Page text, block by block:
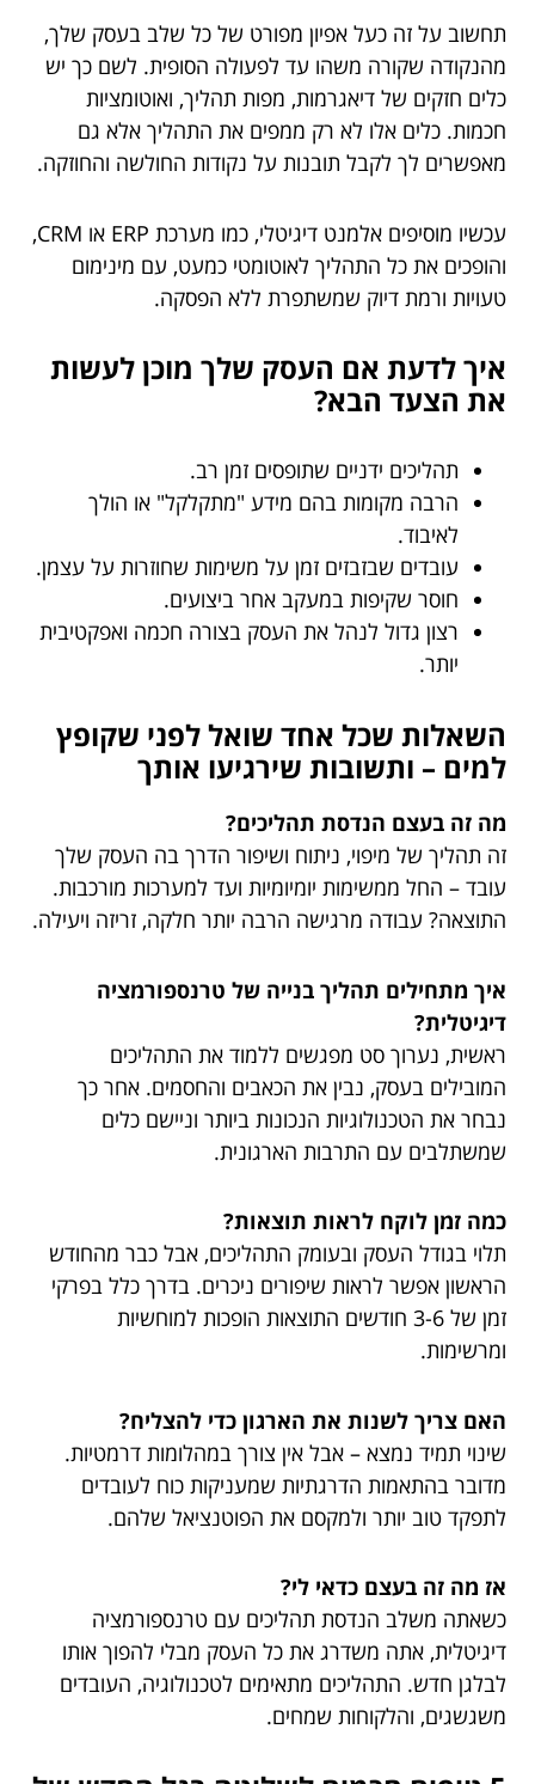
תחשוב על זה כעל אפיון מפורט של כל שלב בעסק שלך,
מהנקודה שקורה משהו עד לפעולה הסופית. לשם כך יש
כלים חזקים של דיאגרמות, מפות תהליך, ואוטומציות
חכמות. כלים אלו לא רק ממפים את התהליך אלא גם
מאפשרים לך לקבל תובנות על נקודות החולשה והחוזקה.
עכשיו מוסיפים אלמנט דיגיטלי, כמו מערכת ERP או CRM,
והופכים את כל התהליך לאוטומטי כמעט, עם מינימום
טעויות ורמת דיוק שמשתפרת ללא הפסקה.
איך לדעת אם העסק שלך מוכן לעשות
את הצעד הבא?
תהליכים ידניים שתופסים זמן רב.
הרבה מקומות בהם מידע "מתקלקל" או הולך
לאיבוד.
עובדים שבזבזים זמן על משימות שחוזרות על עצמן.
חוסר שקיפות במעקב אחר ביצועים.
רצון גדול לנהל את העסק בצורה חכמה ואפקטיבית
יותר.
השאלות שכל אחד שואל לפני שקופץ
למים – ותשובות שירגיעו אותך
מה זה בעצם הנדסת תהליכים?
זה תהליך של מיפוי, ניתוח ושיפור הדרך בה העסק שלך
עובד – החל ממשימות יומיומיות ועד למערכות מורכבות.
התוצאה? עבודה מרגישה הרבה יותר חלקה, זריזה ויעילה.
איך מתחילים תהליך בנייה של טרנספורמציה
דיגיטלית?
ראשית, נערוך סט מפגשים ללמוד את התהליכים
המובילים בעסק, נבין את הכאבים והחסמים. אחר כך
נבחר את הטכנולוגיות הנכונות ביותר וניישם כלים
שמשתלבים עם התרבות הארגונית.
כמה זמן לוקח לראות תוצאות?
תלוי בגודל העסק ובעומק התהליכים, אבל כבר מהחודש
הראשון אפשר לראות שיפורים ניכרים. בדרך כלל בפרקי
זמן של 3-6 חודשים התוצאות הופכות למוחשיות
ומרשימות.
האם צריך לשנות את הארגון כדי להצליח?
שינוי תמיד נמצא – אבל אין צורך במהלומות דרמטיות.
מדובר בהתאמות הדרגתיות שמעניקות כוח לעובדים
לתפקד טוב יותר ולמקסם את הפוטנציאל שלהם.
אז מה זה בעצם כדאי לי?
כשאתה משלב הנדסת תהליכים עם טרנספורמציה
דיגיטלית, אתה משדרג את כל העסק מבלי להפוך אותו
לבלגן חדש. התהליכים מתאימים לטכנולוגיה, העובדים
משגשגים, והלקוחות שמחים.